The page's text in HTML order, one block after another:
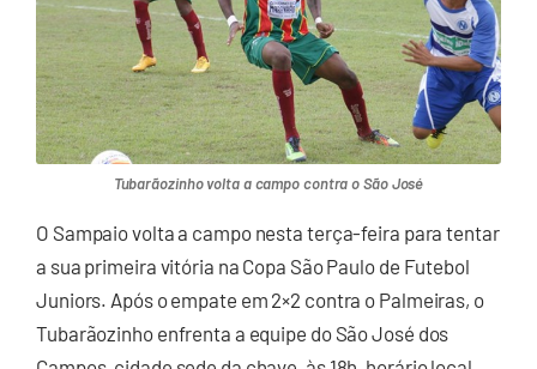
Tubarãozinho volta a campo contra o São José
O Sampaio volta a campo nesta terça-feira para tentar
a sua primeira vitória na Copa São Paulo de Futebol
Juniors. Após o empate em 2×2 contra o Palmeiras, o
Tubarãozinho enfrenta a equipe do São José dos